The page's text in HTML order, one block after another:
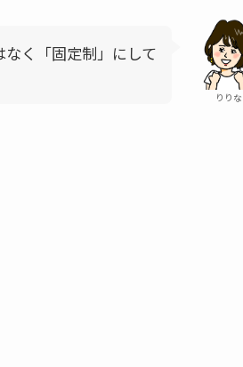
りりな
く「固定制」にして